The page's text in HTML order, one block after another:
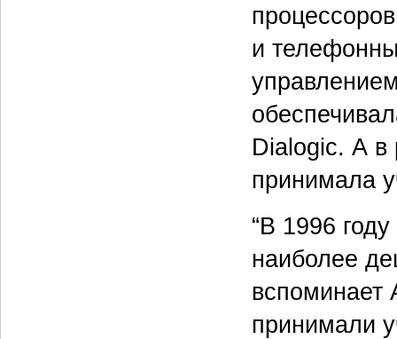
и
Dialogic. А в
принимала
“В 1996
наиболее
вспоминает
принимали